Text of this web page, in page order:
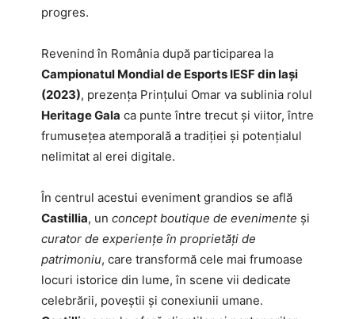
progres.
Revenind în România după participarea la
Campionatul Mondial de Esports IESF din Iași
(2023), prezența Prințului Omar va sublinia rolul
Heritage Gala ca punte între trecut și viitor, între
frumusețea atemporală a tradiției și potențialul
nelimitat al erei digitale.
În centrul acestui eveniment grandios se află
Castillia, un concept boutique de evenimente și
curator de experiențe în proprietăți de
patrimoniu, care transformă cele mai frumoase
locuri istorice din lume, în scene vii dedicate
celebrării, poveștii și conexiunii umane.